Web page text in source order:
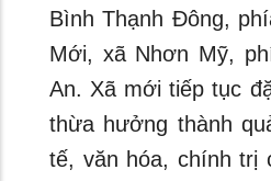
Bình Thạnh Đông,
Mới, xã Nhơn Mỹ,
An. Xã mới tiếp tục
thừa hưởng thành
tế, văn hóa, chính trị